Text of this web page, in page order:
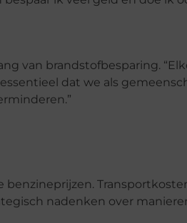
van brandstofbesparing.
dat we als
nadenken over